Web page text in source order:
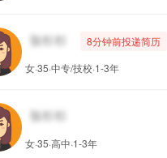
8分钟前投递简历
女·35·中专/技校·1-3年
女·35·高中·1-3年